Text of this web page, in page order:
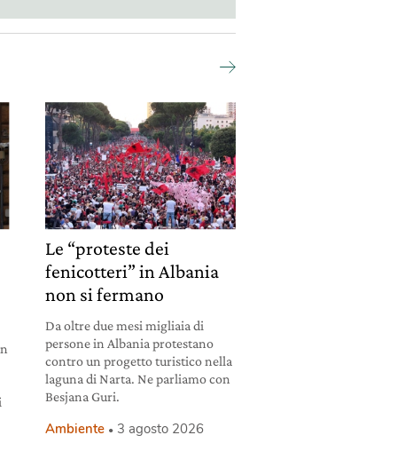
Le “proteste dei
fenicotteri” in Albania
non si fermano
Da oltre due mesi migliaia di
persone in Albania protestano
contro un progetto turistico nella
laguna di Narta. Ne parliamo con
Besjana Guri.
Ambiente 3 agosto 2026